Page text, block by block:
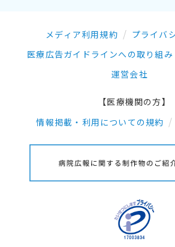
メディア利用規約
プライバ
医療広告ガイドラインへの取り組み
運営会社
【医療機関の方】
情報掲載・利用についての規約